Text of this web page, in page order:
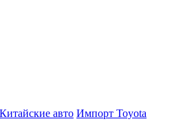
Китайские авто Импорт Toyota